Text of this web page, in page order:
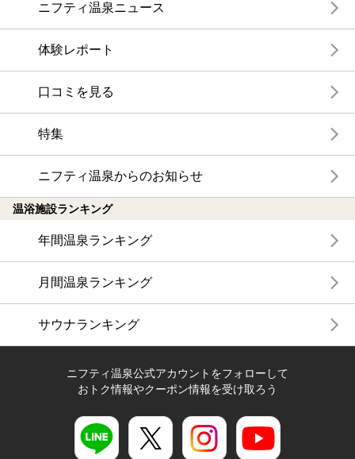
ニフティ温泉ニュース
体験レポート
口コミを見る
特集
ニフティ温泉からのお知らせ
温浴施設ランキング
年間温泉ランキング
月間温泉ランキング
サウナランキング
ニフティ温泉公式アカウントをフォローして
おトク情報やクーポン情報を受け取ろう